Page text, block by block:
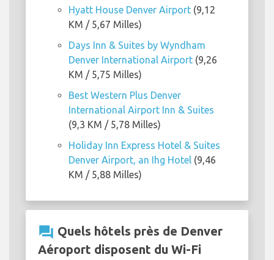
Hyatt House Denver Airport (9,12
KM / 5,67 Milles)
Days Inn & Suites by Wyndham
Denver International Airport (9,26
KM / 5,75 Milles)
Best Western Plus Denver
International Airport Inn & Suites
(9,3 KM / 5,78 Milles)
Holiday Inn Express Hotel & Suites
Denver Airport, an Ihg Hotel (9,46
KM / 5,88 Milles)
question_answer Quels hôtels près de Denver
Aéroport disposent du Wi-Fi